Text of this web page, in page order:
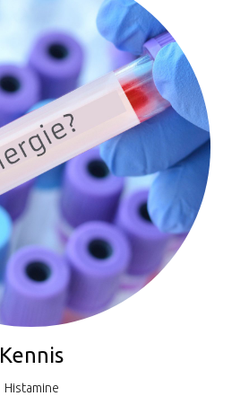
Kennis
Histamine